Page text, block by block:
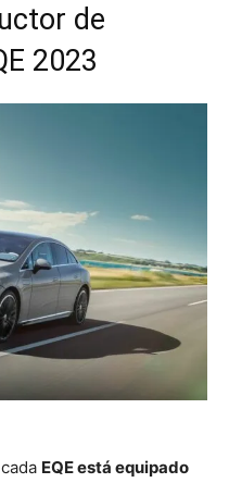
de
2023
EQE está equipado